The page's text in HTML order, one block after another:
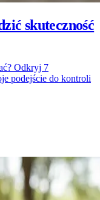
skuteczność
Odkryj 7
podejście do kontroli